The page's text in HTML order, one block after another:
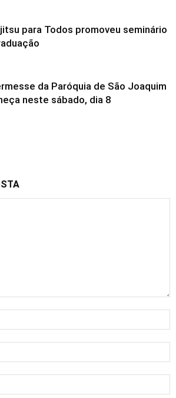
para Todos promoveu seminário
da Paróquia de São Joaquim
neste sábado, dia 8